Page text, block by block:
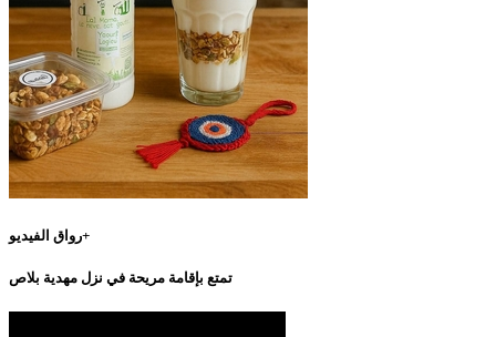
رواق الفيديو+
تمتع بإقامة مريحة في نزل مهدية بلاص